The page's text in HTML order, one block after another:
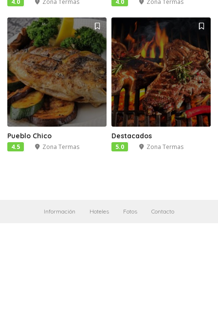
4.0 Zona Termas 4.0 Zona Termas
Pueblo Chico
4.5 Zona Termas
Destacados
5.0 Zona Termas
Información Hoteles Fotos Contacto